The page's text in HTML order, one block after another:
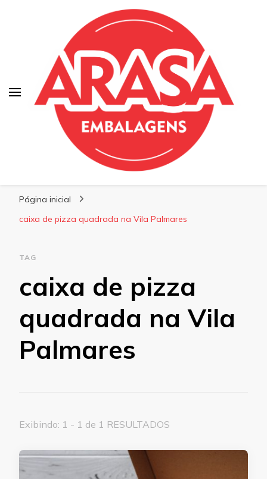
pizzas, doces e salgados. Tudo para seu
comércio com a qualidade Arasa. Leia nossos
Página inicial
caixa de pizza quadrada na Vila Palmares
TAG
caixa de pizza
quadrada na Vila
Palmares
Exibindo: 1 - 1 de 1 RESULTADOS